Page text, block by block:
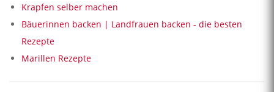
Krapfen selber machen
Bäuerinnen backen | Landfrauen backen - die besten
Rezepte
Marillen Rezepte